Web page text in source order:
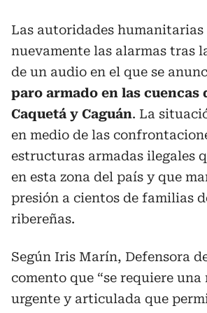
Las autoridades humanitarias
nuevamente las alarmas tras
de un audio en el que se
paro armado en las cuencas
Caquetá y Caguán. La
en medio de las
estructuras armadas ilegales
en esta zona del país y que
presión a cientos de familias
ribereñas.
Según Iris Marín, Defensora
comento que “se requiere una
urgente y articulada que